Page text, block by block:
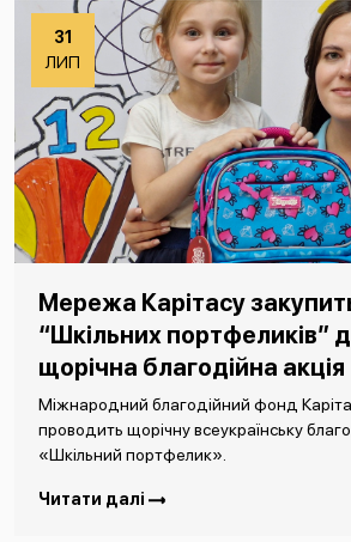
31
ЛИП
Мережа Карітасу
“Шкільних портфеликів”
щорічна благодійна акція
Міжнародний благодійний фонд
проводить щорічну всеукраїнську
«Шкільний портфелик».
Читати далі